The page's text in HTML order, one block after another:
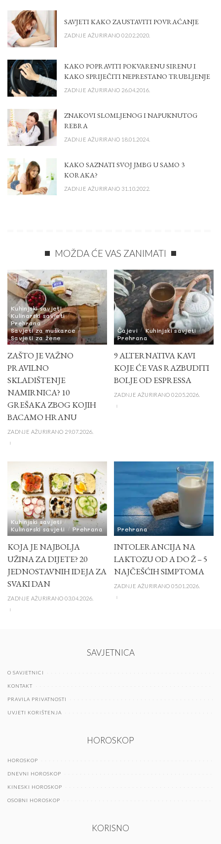
SAVJETI KAKO ZAUSTAVITI POVRAĆANJE
ZADNJE AŽURIRANO 02.02.2020.
KAKO POPRAVITI POKVARENU SIRENU I
KAKO SPRIJEČITI NEPRESTANO TRUBLJENJE
ZADNJE AŽURIRANO 26.04.2016.
ZNAKOVI SLOMLJENOG I NAPUKNUTOG
REBRA
ZADNJE AŽURIRANO 18.01.2024.
KAKO SAZNATI SVOJ JMBG U SAMO 3
KORAKA?
ZADNJE AŽURIRANO 31.10.2022.
MOŽDA ĆE VAS ZANIMATI
Kuhinjski savjeti
Kulinarski savjeti
Prehrana
Savjeti za muškarce
Savjeti za žene
ZAŠTO JE VAŽNO
PRAVILNO
SKLADIŠTENJE
NAMIRNICA? 10
GREŠAKA ZBOG KOJIH
BACAMO HRANU
ZADNJE AŽURIRANO 29.07.2026.
Čajevi
Kuhinjski savjeti
Prehrana
9 ALTERNATIVA KAVI
KOJE ĆE VAS RAZBUDITI
BOLJE OD ESPRESSA
ZADNJE AŽURIRANO 02.05.2026.
Kuhinjski savjeti
Kulinarski savjeti
Prehrana
KOJA JE NAJBOLJA
UŽINA ZA DIJETE? 20
JEDNOSTAVNIH IDEJA ZA
SVAKI DAN
ZADNJE AŽURIRANO 03.04.2026.
Prehrana
INTOLERANCIJA NA
LAKTOZU OD A DO Ž – 5
NAJČEŠĆIH SIMPTOMA
ZADNJE AŽURIRANO 05.01.2026.
SAVJETNICA
O SAVJETNICI
KONTAKT
PRAVILA PRIVATNOSTI
UVJETI KORIŠTENJA
HOROSKOP
HOROSKOP
DNEVNI HOROSKOP
KINESKI HOROSKOP
OSOBNI HOROSKOP
KORISNO